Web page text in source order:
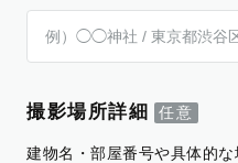
撮影場所詳細
建物名・部屋番号や具体的